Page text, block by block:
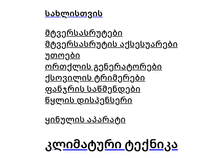
სახლისთვის
მტვერსასრუტები
მტვერსასრუტის აქსესუარები
უთოები
ორთქლის გენერატორები
ქსოვილის ტრიმერები
ფანჯრის საწმენდები
წყლის დისპენსერი
ყინულის აპარატი
კლიმატური ტექნიკა